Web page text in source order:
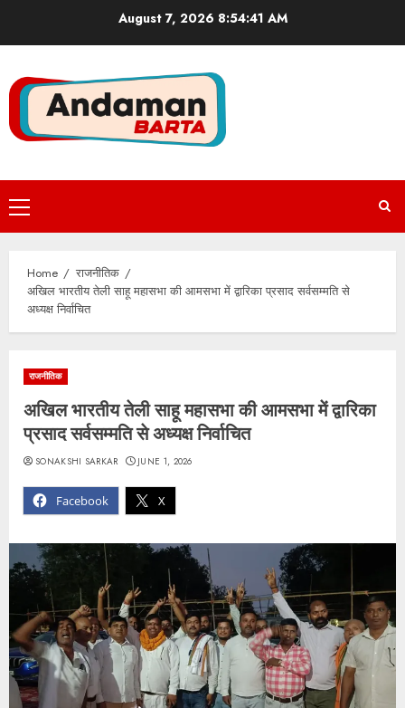
August 7, 2026 8:54:42 AM
Primary
Menu
Home
राजनीतिक
अखिल भारतीय तेली साहू महासभा की आमसभा में द्वारिका प्रसाद सर्वसम्मति से
अध्यक्ष निर्वाचित
राजनीतिक
अखिल भारतीय तेली साहू महासभा की आमसभा में द्वारिका
प्रसाद सर्वसम्मति से अध्यक्ष निर्वाचित
Facebook X
SONAKSHI SARKAR JUNE 1, 2026